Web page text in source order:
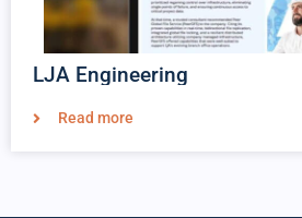
LJA Engineering
Read more